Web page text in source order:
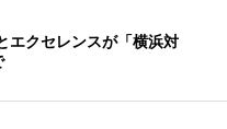
エクセレンスが「横浜対